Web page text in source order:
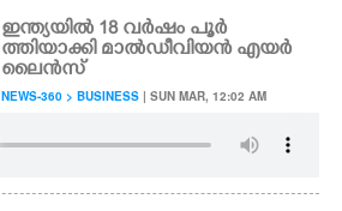
ഇന്ത്യയിൽ 18 വർഷം പൂർ
ത്തിയാക്കി മാൽഡീവിയൻ എയർ
ലൈൻസ്
NEWS-360 > BUSINESS | SUN MAR, 12:02 AM